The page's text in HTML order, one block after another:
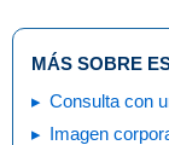
MÁS SOBRE
Consulta con
Imagen